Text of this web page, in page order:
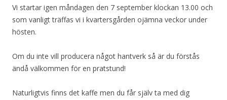
Vi startar igen måndagen den 7 september klockan 13.00 och
som vanligt träffas vi i kvartersgården ojämna veckor under
hösten.
Om du inte vill producera något hantverk så är du förstås
ändå välkommen för en pratstund!
Naturligtvis finns det kaffe men du får själv ta med dig